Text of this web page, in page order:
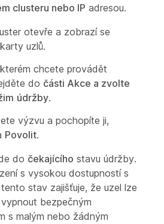
clusteru nebo IP adresou.
otevře a zobrazí se
uzlů.
chcete provádět
do části Akce a zvolte
údržby.
výzvu a pochopíte ji,
Povolit.
do čekajícího stavu údržby.
s vysokou dostupností s
stav zajišťuje, že uzel lze
bezpečným
s malým nebo žádným